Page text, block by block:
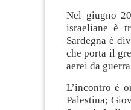
Nel giugno
israeliane è
Sardegna è
che porta il
aerei da
L’incontro è
Palestina;